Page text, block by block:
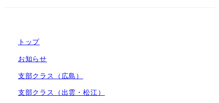
トップ
お知らせ
支部クラス（広島）
支部クラス（出雲・松江）